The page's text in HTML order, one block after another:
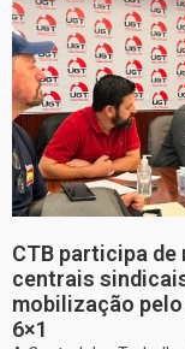
CTB participa de
centrais
mobilização
6×1